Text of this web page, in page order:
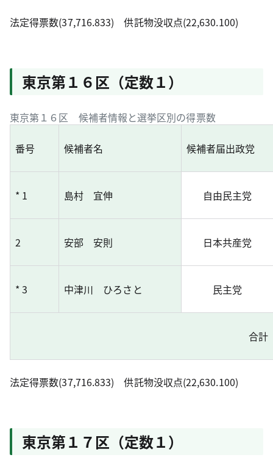
法定得票数(37,716.833) 供託物没収点(22,630.100)
東京第１６区（定数１）
東京第１６区 候補者情報と選挙区別の得票数
番号 候補者名 候補者届出政党
* 1 島村 宜伸 自由民主党
2 安部 安則 日本共産党
* 3 中津川 ひろさと 民主党
合計
法定得票数(37,716.833) 供託物没収点(22,630.100)
東京第１７区（定数１）